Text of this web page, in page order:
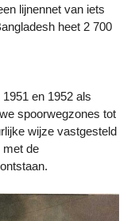
lijnennet van iets
heet 2 700
en 1952 als
spoorwegzones tot
wijze vastgesteld
met de